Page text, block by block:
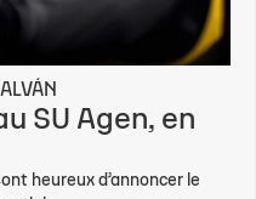
SU Agen, en
heureux d’annoncer le